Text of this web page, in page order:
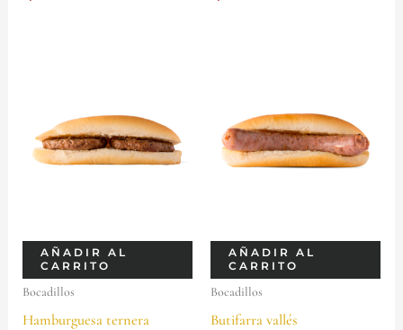
AÑADIR AL
CARRITO
Bocadillos
Hamburguesa ternera
AÑADIR AL
CARRITO
Bocadillos
Butifarra vallés